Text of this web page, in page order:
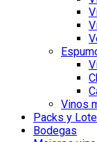
Vinos
Packs y
Bodegas